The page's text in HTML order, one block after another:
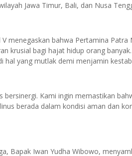
Jawa Timur, Bali, dan Nusa
menegaskan bahwa Pertamina Patra
krusial bagi hajat hidup orang
yang mutlak demi menjamin
Kami ingin memastikan
berada dalam kondisi aman dan
Bapak Iwan Yudha Wibowo,